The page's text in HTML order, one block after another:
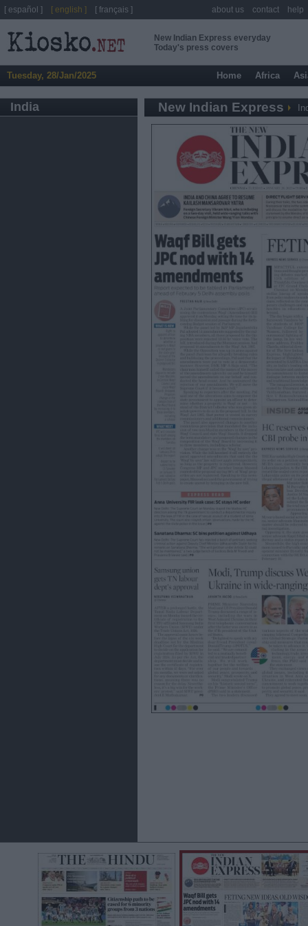
New Indian Express everyday
Today's press covers
Tuesday, 28/Jan/2025 Home Africa
India New Indian Express
[ español ] [ english ] [ français ] about us contact help